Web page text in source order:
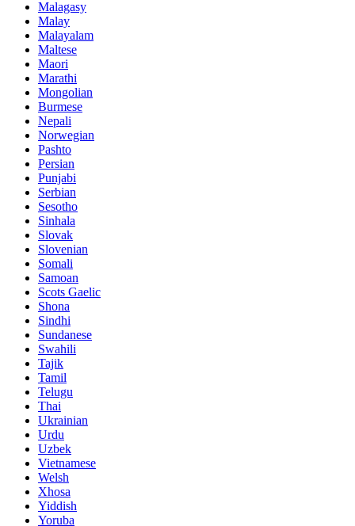
Malagasy
Malay
Malayalam
Maltese
Maori
Marathi
Mongolian
Burmese
Nepali
Norwegian
Pashto
Persian
Punjabi
Serbian
Sesotho
Sinhala
Slovak
Slovenian
Somali
Samoan
Scots Gaelic
Shona
Sindhi
Sundanese
Swahili
Tajik
Tamil
Telugu
Thai
Ukrainian
Urdu
Uzbek
Vietnamese
Welsh
Xhosa
Yiddish
Yoruba